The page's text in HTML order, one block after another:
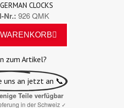
GERMAN CLOCKS
Nr. 926 QMK
zum Artikel?
uns an jetzt an 📞
Teile verfügbar
in der Schweiz ✓